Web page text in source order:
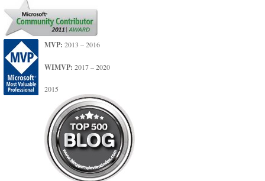
MVP: 2013 – 2016
WIMVP: 2017 – 2020
2015